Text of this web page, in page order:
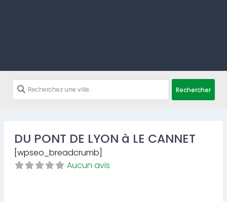
Rechercher
DU PONT DE LYON à LE CANNET
[wpseo_breadcrumb]
Aucun avis